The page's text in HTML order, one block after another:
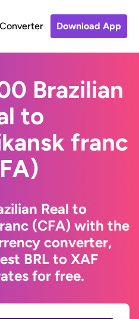
Download App
Brazilian
to
franc
Real to
(CFA) with the
converter,
BRL to XAF
for free.